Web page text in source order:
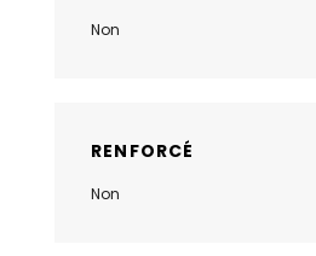
Non
RENFORCÉ
Non